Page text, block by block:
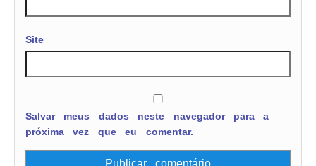
Site
Salvar meus dados neste navegador para a
próxima vez que eu comentar.